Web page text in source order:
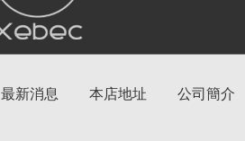
最新消息 本店地址 公司簡介